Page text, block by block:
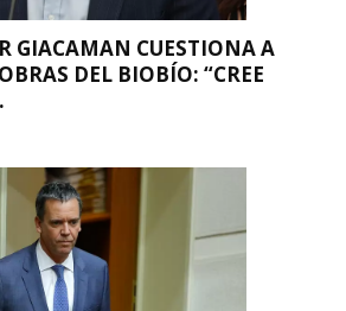
GIACAMAN CUESTIONA A
DEL BIOBÍO: “CREE